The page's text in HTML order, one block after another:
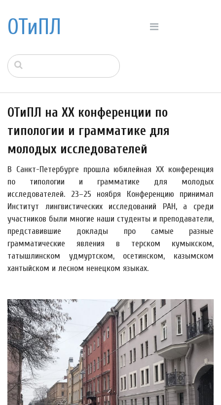
ОТиПЛ
ОТиПЛ на XX конференции по
типологии и грамматике для
молодых исследователей
В Санкт-Петербурге прошла юбилейная XX конференция
по типологии и грамматике для молодых
исследователей. 23–25 ноября Конференцию принимал
Институт лингвистических исследований РАН, а среди
участников были многие наши студенты и преподаватели,
представившие доклады про самые разные
грамматические явления в терском кумыкском,
татышлинском удмуртском, осетинском, казымском
хантыйском и лесном ненецком языках.